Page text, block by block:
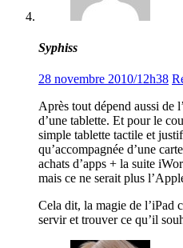
Syphiss
28 novembre 2010/12h38
Après tout dépend aussi de
d’une tablette. Et pour le
simple tablette tactile et
qu’accompagnée d’une
achats d’apps + la suite
mais ce ne serait plus
Cela dit, la magie de l’iPad
servir et trouver ce qu’il